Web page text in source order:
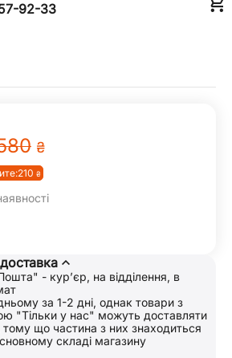
92-33
₴
210 ₴
- курʼєр, на відділення, в
за 1-2 дні, однак товари з
"Тільки у нас" можуть доставляти
що частина з них знаходиться
складі магазину